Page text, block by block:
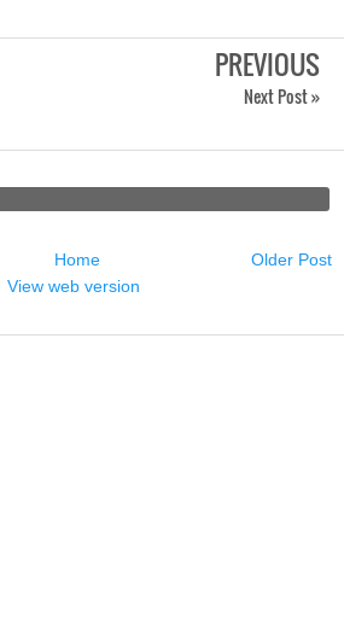
PREVIOUS
Next Post »
Older Post
Home
View web version